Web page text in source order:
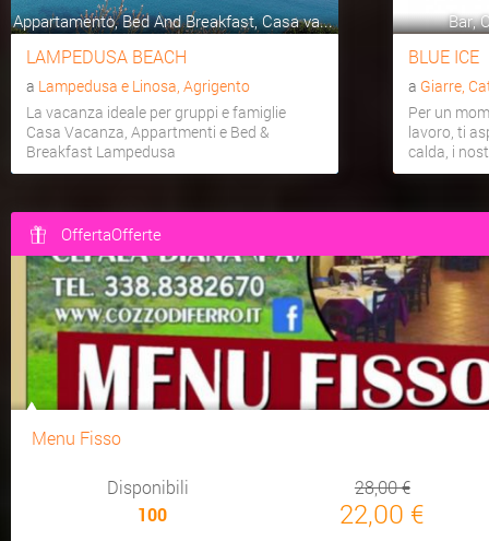
Appartamento, Bed And Breakfast, Casa va...
LAMPEDUSA BEACH
a Lampedusa e Linosa, Agrigento
La vacanza ideale per gruppi e famiglie
Casa Vacanza, Appartmenti e Bed &
Breakfast Lampedusa
Bar,
BLUE ICE
a Giarre,
Per un
lavoro, ti
calda, i
OffertaOfferte
Menu Fisso
Disponibili
100
28,00 €
22,00 €